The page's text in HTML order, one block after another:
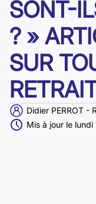
SONT-
? »
SUR
Didier PERROT -
Mis à jour le lundi